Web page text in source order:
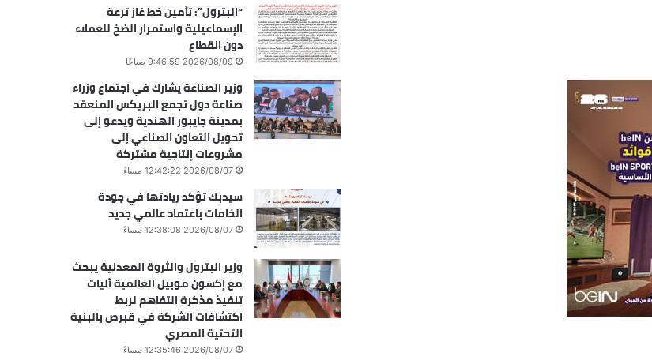
“البترول”: تأمين خط غاز ترعة
الإسماعيلية واستمرار الضخ للعملاء
دون انقطاع
2026/08/09 9:46:59 صباحًا
وزير الصناعة يشارك في اجتماع وزراء
صناعة دول تجمع البريكس المنعقد
بمدينة جايبور الهندية ويدعو إلى
تحويل التعاون الصناعي إلى
مشروعات إنتاجية مشتركة
2026/08/07 12:42:22 مساءً
سيدبك تؤكد ريادتها في جودة
الخامات باعتماد عالمي جديد
2026/08/07 12:38:08 مساءً
وزير البترول والثروة المعدنية يبحث
مع إكسون موبيل العالمية آليات
تنفيذ مذكرة التفاهم لربط
اكتشافات الشركة في قبرص بالبنية
التحتية المصري
2026/08/07 12:35:46 مساءً